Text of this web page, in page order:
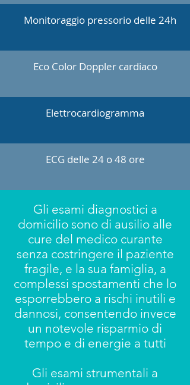
Monitoraggio pressorio delle 24h
Eco Color Doppler cardiaco
Elettrocardiogramma
ECG delle 24 o 48 ore
Gli esami diagnostici a
domicilio sono di ausilio alle
cure del medico curante
senza costringere il paziente
fragile, e la sua famiglia, a
complessi spostamenti che lo
esporrebbero a rischi inutili e
dannosi, consentendo invece
un notevole risparmio di
tempo e di energie a tutti
Gli esami strumentali a